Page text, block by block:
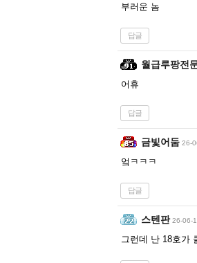
부러운 놈
답글
월급루팡전
어휴
답글
금빛어둠 26-
엌ㅋㅋㅋ
답글
스텐판 26-06-
그런데 난 18호가